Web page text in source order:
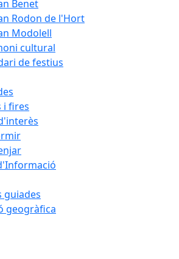
Benet
Rodon de l'Hort
Modolell
cultural
de festius
i fires
guiades
geogràfica